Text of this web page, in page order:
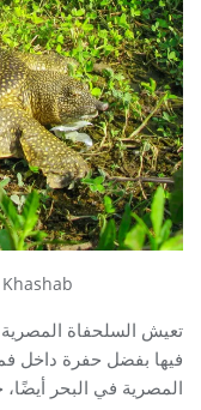
تعيش السلحفاة
فيها بفضل حفرة داخل
المصرية في البحر